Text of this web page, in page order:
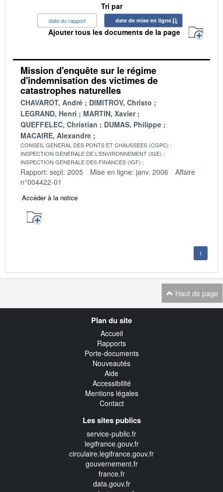
Tri par
date du rapport date de mise en ligne
Ajouter tous les documents de la page
Mission d'enquête sur le régime
d'indemnisation des victimes de
catastrophes naturelles
CHAVAROT, André
DIMITROV, Christo
LEGRAND, Henri
MARTIN, Xavier
QUEFFELEC, Christian
DUMAS, Philippe
MACAIRE, Alexandre
CONSEIL GENERAL DES PONTS ET CHAUSSEES (CGPC)
INSPECTION GENERALE DE L'ENVIRONNEMENT (IGE)
INSPECTION GENERALE DES FINANCES (IGF)
Rapport: sept. 2005 Mise en ligne: janv. 2006
Affaire
n°004422-01
Accéder à la notice
1
Haut de page
Plan du site
Accueil
Rapports
Porte-documents
Nouveautés
Aide
Accessibilité
Mentions légales
Contact
Les sites publics
service-public.fr
legifrance.gouv.fr
circulaire.legifrance.gouv.fr
gouvernement.fr
france.fr
data.gouv.fr